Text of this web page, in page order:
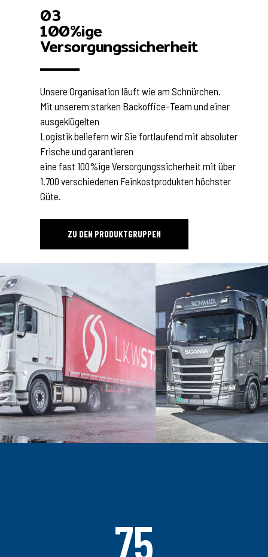
03
100%ige
Versorgungssicherheit
Unsere Organisation läuft wie am Schnürchen.
Mit unserem starken Backoffice-Team und einer
ausgeklügelten
Logistik beliefern wir Sie fortlaufend mit absoluter
Frische und garantieren
eine fast 100%ige Versorgungssicherheit mit über
1.700 verschiedenen Feinkostprodukten höchster
Güte.
ZU DEN PRODUKTGRUPPEN
75